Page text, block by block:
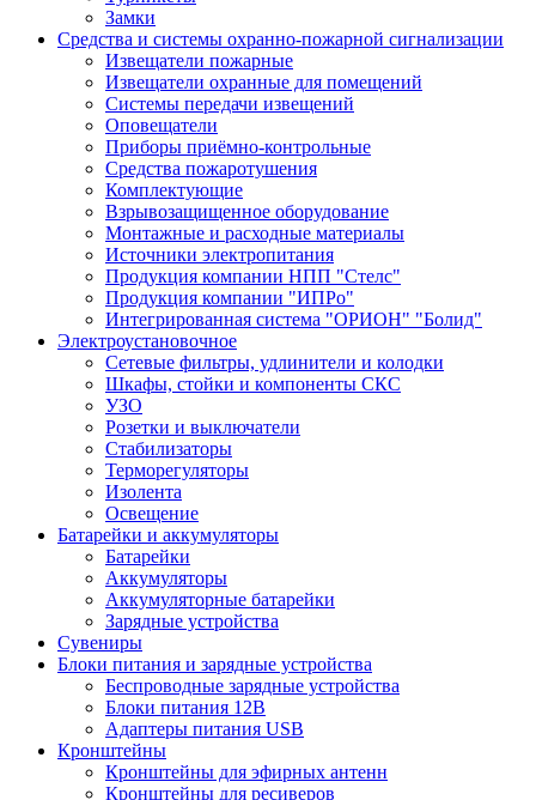
Замки
Средства и системы охранно-пожарной сигнализации
Извещатели пожарные
Извещатели охранные для помещений
Системы передачи извещений
Оповещатели
Приборы приёмно-контрольные
Средства пожаротушения
Комплектующие
Взрывозащищенное оборудование
Монтажные и расходные материалы
Источники электропитания
Продукция компании НПП "Стелс"
Продукция компании "ИПРо"
Интегрированная система "ОРИОН" "Болид"
Электроустановочное
Сетевые фильтры, удлинители и колодки
Шкафы, стойки и компоненты СКС
УЗО
Розетки и выключатели
Стабилизаторы
Терморегуляторы
Изолента
Освещение
Батарейки и аккумуляторы
Батарейки
Аккумуляторы
Аккумуляторные батарейки
Зарядные устройства
Сувениры
Блоки питания и зарядные устройства
Беспроводные зарядные устройства
Блоки питания 12В
Адаптеры питания USB
Кронштейны
Кронштейны для эфирных антенн
Кронштейны для ресиверов